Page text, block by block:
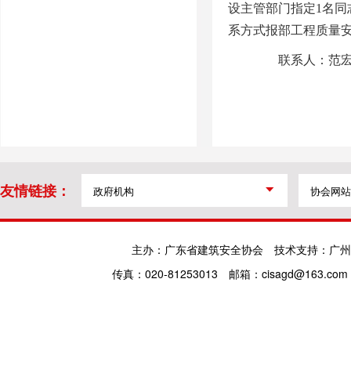
设主管部门指定1名
系方式报部工程质量
联系人：范宏
友情链接：
主办：广东省建筑安全协会
技术支持：广
传真：020-81253013
邮箱：cisagd@163.com